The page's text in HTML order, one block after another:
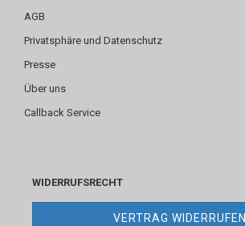
AGB
Privatsphäre und Datenschutz
Presse
Über uns
Callback Service
WIDERRUFSRECHT
VERTRAG WIDERRUFEN